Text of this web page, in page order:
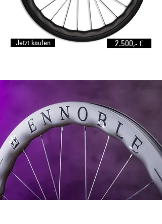
Jetzt kaufen 2.500,- €